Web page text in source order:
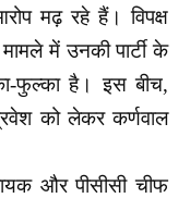
मढ़ रहे हैं। विपक्ष
में उनकी पार्टी के
फुल्का है। इस बीच,
को लेकर कर्णवाल
और पीसीसी चीफ